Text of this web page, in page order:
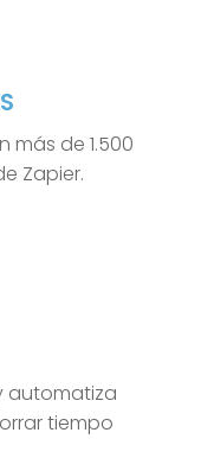
de 1.500
Zapier.
automatiza
tiempo